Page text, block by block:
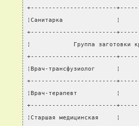
+------------------------
¦Санитарка               ¦
+------------------------
¦            Группа заготовки
+------------------------
¦Врач-трансфузиолог
+------------------------
¦Врач-терапевт
+------------------------
¦Старшая медицинская